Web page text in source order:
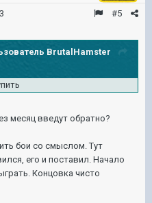
#5
BrutalHamster
месяц введут обратно?
бои со смыслом. Тут
его и поставил. Начало
Концовка чисто